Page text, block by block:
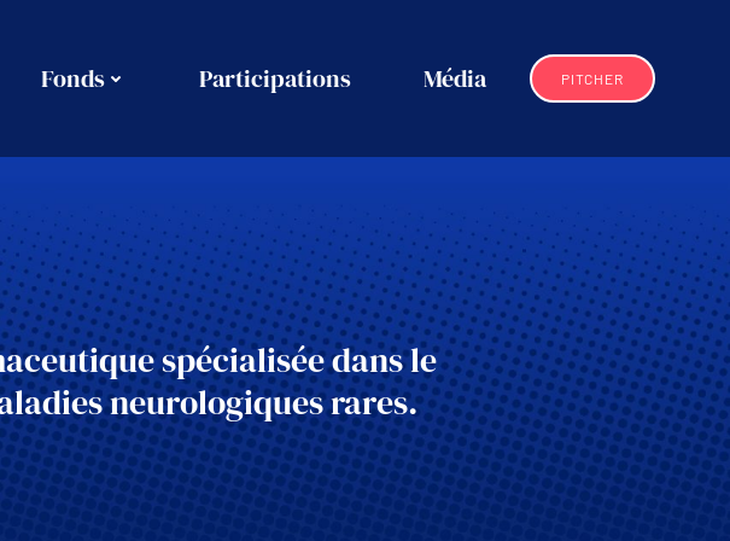
Fonds Participations Média PITCHER
spécialisée dans le
neurologiques rares.